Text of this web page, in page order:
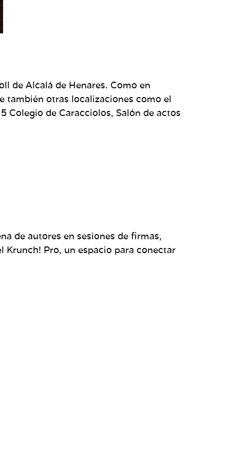
de Alcalá de Henares. Como en
también otras localizaciones como el
Colegio de Caracciolos, Salón de actos
de autores en sesiones de firmas,
Krunch! Pro, un espacio para conectar